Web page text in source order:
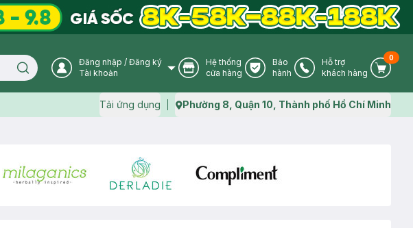
Search icon User Icon
Đăng nhập / Đăng ký
Tài khoản
Store Icon
Hệ thống
cửa hàng
Warranty Icon
Bảo
hành
Phone Icon
Hỗ trợ
khách hàng
Cart
0
Tải ứng dụng Map icon
Phường 8, Quận 10, Thành phố Hồ Chí Minh